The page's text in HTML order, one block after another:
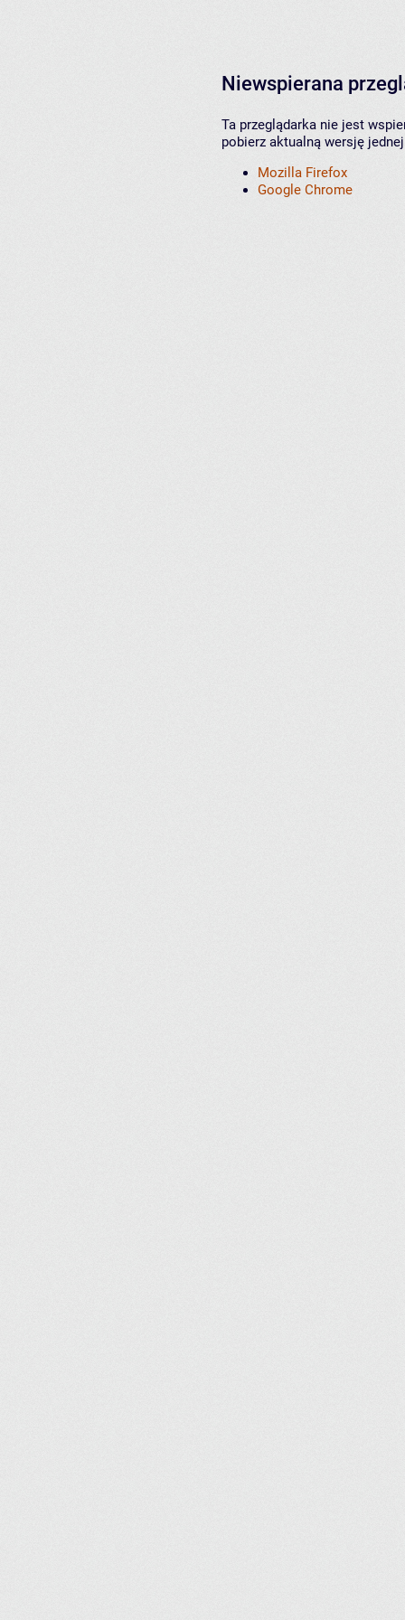
Niewspierana
Ta przeglądarka nie jest
pobierz aktualną wersję
Mozilla Firefox
Google Chrome